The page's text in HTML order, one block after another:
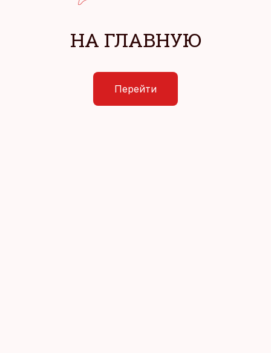
НА ГЛАВНУЮ
Перейти